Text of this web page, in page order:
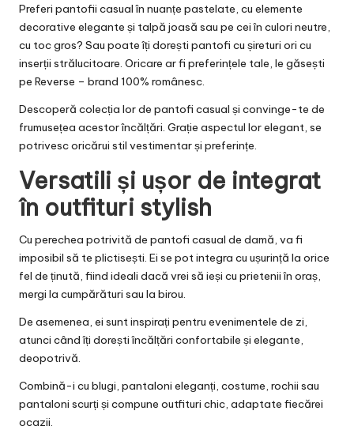
Preferi pantofii casual în nuanțe pastelate, cu elemente
decorative elegante și talpă joasă sau pe cei în culori neutre,
cu toc gros? Sau poate îți dorești pantofi cu șireturi ori cu
inserții strălucitoare. Oricare ar fi preferințele tale, le găsești
pe Reverse – brand 100% românesc.
Descoperă colecția lor de pantofi casual și convinge-te de
frumusețea acestor încălțări. Grație aspectul lor elegant, se
potrivesc oricărui stil vestimentar și preferințe.
Versatili și ușor de integrat
în outfituri stylish
Cu perechea potrivită de pantofi casual de damă, va fi
imposibil să te plictisești. Ei se pot integra cu ușurință la orice
fel de ținută, fiind ideali dacă vrei să ieși cu prietenii în oraș,
mergi la cumpărături sau la birou.
De asemenea, ei sunt inspirați pentru evenimentele de zi,
atunci când îți dorești încălțări confortabile și elegante,
deopotrivă.
Combină-i cu blugi, pantaloni eleganți, costume, rochii sau
pantaloni scurți și compune outfituri chic, adaptate fiecărei
ocazii.